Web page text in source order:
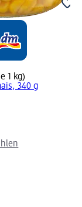
1 kg)
340 g